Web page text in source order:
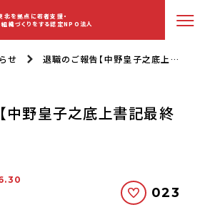
北を拠点に若者支援・
組織づくりをする認定NPO法人
せ 退職のご報告【中野皇子之底上書記最終巻】
中野皇子之底上書記最終
023